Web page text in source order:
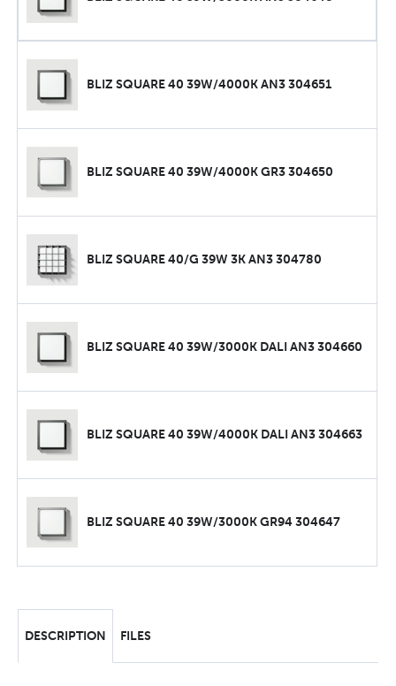
BLIZ SQUARE 40 39W/4000K AN3 304651
BLIZ SQUARE 40 39W/4000K GR3 304650
BLIZ SQUARE 40/G 39W 3K AN3 304780
BLIZ SQUARE 40 39W/3000K DALI AN3 304660
BLIZ SQUARE 40 39W/4000K DALI AN3 304663
BLIZ SQUARE 40 39W/3000K GR94 304647
DESCRIPTION FILES